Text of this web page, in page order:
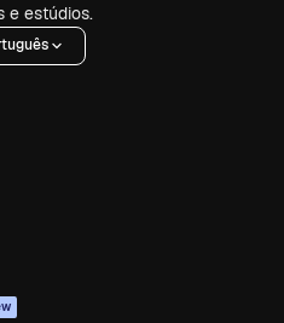
e estúdios.